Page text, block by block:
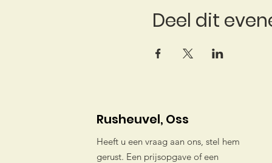
Deel dit
Rusheuvel, Oss
Heeft u een vraag aan ons, stel hem
gerust. Een prijsopgave of een